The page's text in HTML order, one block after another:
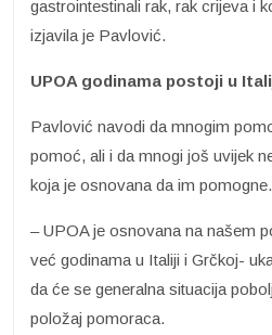
gastrointestinali rak, rak crijeva i
izjavila je Pavlović.
UPOA godinama postoji u
Pavlović navodi da mnogim
pomoć, ali i da mnogi još uvijek
koja je osnovana da im pomogne.
– UPOA je osnovana na našem
već godinama u Italiji i Grčkoj-
da će se generalna situacija
položaj pomoraca.